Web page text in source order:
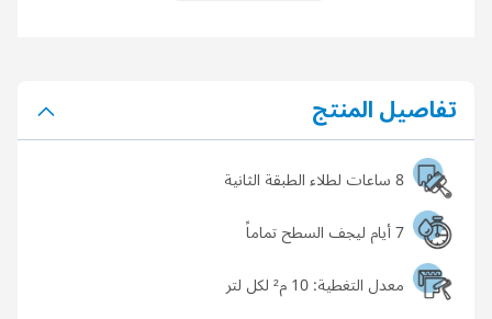
تفاصيل المنتج
8 ساعات لطلاء الطبقة الثانية
7 أيام ليجف السطح تماماً
معدل التغطية: